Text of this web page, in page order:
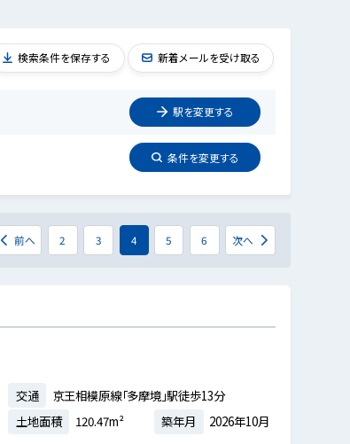
駅を変更する
条件を変更する
検索条件を保存する 新着メールを受け取る
前へ 2 3 4 5 6 次へ
交通
京王相模原線「多摩境」駅徒歩13分
土地面積 120.47m² 築年月 2026年10月